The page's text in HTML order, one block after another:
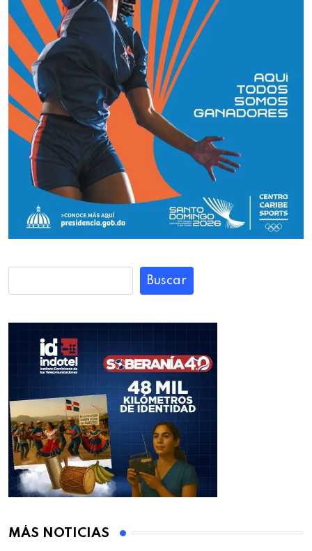
Buscar
MÁS NOTICIAS